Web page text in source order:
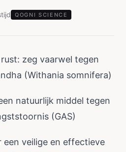
QOGNI SCIENCE
zeg vaarwel tegen
(Withania somnifera)
natuurlijk middel tegen
(GAS)
een veilige en effectieve